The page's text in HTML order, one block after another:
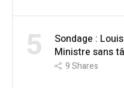
5
Sondage :
Ministre sans
9Shares